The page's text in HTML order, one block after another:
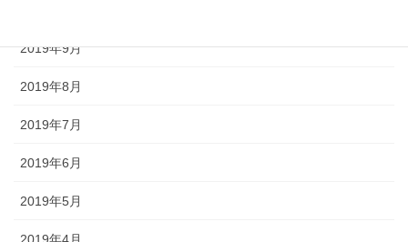
2019年9月
2019年8月
2019年7月
2019年6月
2019年5月
2019年4月